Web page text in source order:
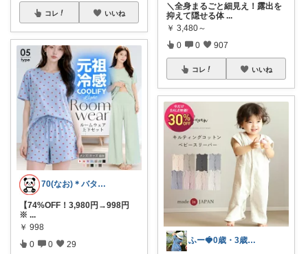
コレ いいね
70(なお)＊バタバタな毎日をご機嫌に♡
【74%OFF！3,980円→998円
※ ...
￥ 998
0 0 29
＼全身まるごと細見え！露出を
抑えて隠せる体 ...
￥ 3,480～
0 0 907
コレ いいね
ふー🍓0歳・3歳のワンオペママ